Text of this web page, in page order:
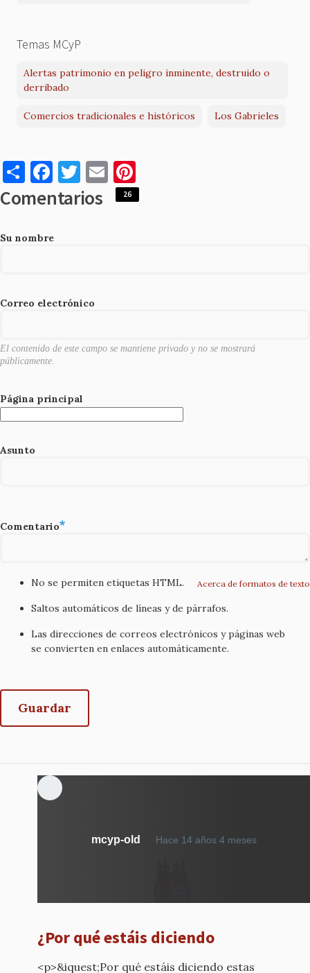
Temas MCyP
Alertas patrimonio en peligro inminente, destruido o
derribado
Comercios tradicionales e históricos Los Gabrieles
S
h
ar
e
F
a
c
e
o
T
w
it
E
m nt
Comentarios 26
Su nombre
Correo electrónico
El contenido de este campo se mantiene privado y no se mostrará
públicamente.
Página principal
Asunto
Comentario
Acerca de formatos de texto
No se permiten etiquetas HTML.
Saltos automáticos de líneas y de párrafos.
Las direcciones de correos electrónicos y páginas web
se convierten en enlaces automáticamente.
mcyp-old Hace 14 años 4 meses
¿Por qué estáis diciendo
<p>&iquest;Por qué estáis diciendo estas